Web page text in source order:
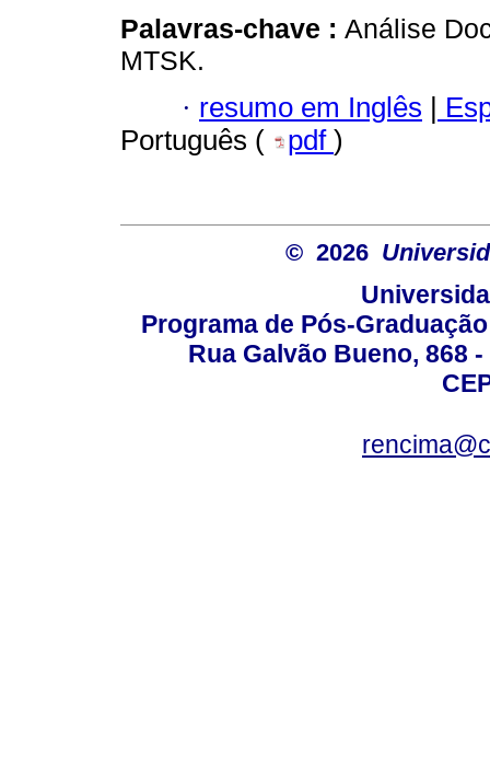
Palavras-chave : Análise
MTSK.
· resumo em Inglês |
Português (
pdf )
© 2026
Programa de Pós-
Rua Galvão Bueno, 868